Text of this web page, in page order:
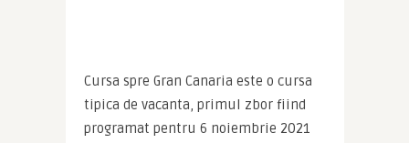
Cursa spre Gran Canaria este o cursa
tipica de vacanta, primul zbor fiind
programat pentru 6 noiembrie 2021